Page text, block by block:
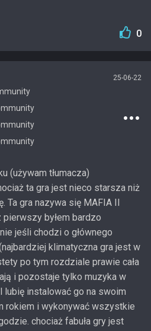
0
25-06-22
(używam tłumacza)
ta gra jest nieco starsza niż
Ta gra nazywa się MAFIA II
pierwszy byłem bardzo
jeśli chodzi o głównego
klimatyczna gra jest w
po tym rozdziale prawie cała
i pozostaje tylko muzyka w
lubię instalować go na swoim
rokiem i wykonywać wszystkie
chociaż fabuła gry jest